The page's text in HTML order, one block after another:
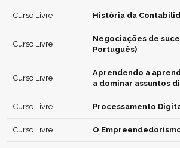
Curso Livre História da
Curso Livre
Negociações de
Português)
Curso Livre
Aprendendo a
a dominar assuntos
Curso Livre Processamento
Curso Livre O